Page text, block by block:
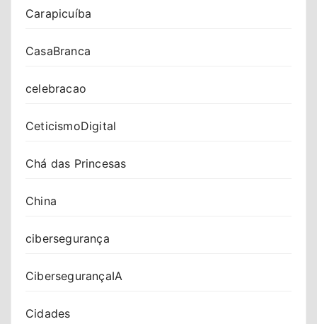
Carapicuíba
CasaBranca
celebracao
CeticismoDigital
Chá das Princesas
China
cibersegurança
CibersegurançaIA
Cidades